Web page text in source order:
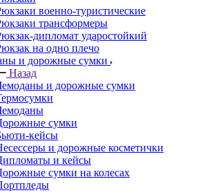
военно-туристические
трансформеры
дипломат ударостойкий
на одно плечо
и дорожные сумки
Назад
и дорожные сумки
сумки
кейсы
и дорожные косметички
и кейсы
сумки на колесах